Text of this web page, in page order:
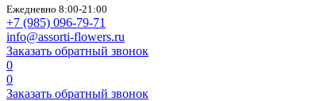
Ежедневно 8:00-21:00
+7 (985) 096-79-71
info@assorti-flowers.ru
Заказать обратный звонок
0
0
Заказать обратный звонок